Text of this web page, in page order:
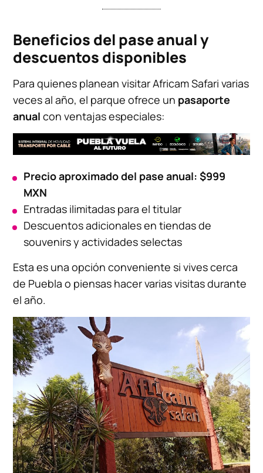
Beneficios del pase anual y
descuentos disponibles
Para quienes planean visitar Africam Safari varias
veces al año, el parque ofrece un pasaporte
anual con ventajas especiales:
Precio aproximado del pase anual: $999
MXN
Entradas ilimitadas para el titular
Descuentos adicionales en tiendas de
souvenirs y actividades selectas
Esta es una opción conveniente si vives cerca
de Puebla o piensas hacer varias visitas durante
el año.